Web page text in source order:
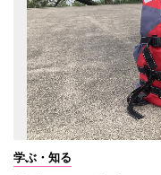
学ぶ・知る